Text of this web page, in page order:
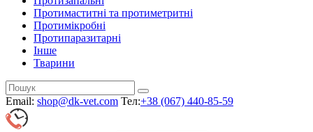
Протимаститні та протиметритні
Протимікробні
Протипаразитарні
Інше
Тварини
Email: shop@dk-vet.com Тел:+38 (067) 440-85-59